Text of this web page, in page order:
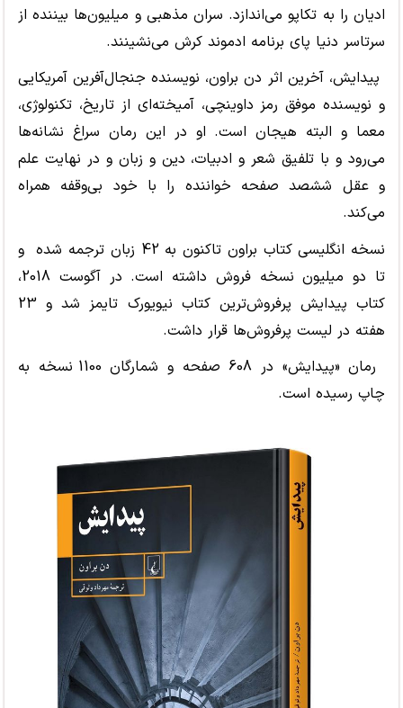
ادیان را به تکاپو میاندازد. سران مذهبی و میلیونها بیننده از
سرتاسر دنیا پای برنامه ادموند کرش مینشینند.
پیدایش، آخرین اثر دن براون، نویسنده جنجالآفرین آمریکایی
و نویسنده موفق رمز داوینچی، آمیختهای از تاریخ، تکنولوژی،
معما و البته هیجان است. او در این رمان سراغ نشانهها
میرود و با تلفیق شعر و ادبیات، دین و زبان و در نهایت علم
و عقل ششصد صفحه خواننده را با خود بیوقفه همراه
میکند.
نسخه انگلیسی کتاب براون تاکنون به 42 زبان ترجمه شده و
تا دو میلیون نسخه فروش داشته است. در آگوست 2018،
کتاب پیدایش پرفروش
ترین کتاب نیویورک تایمز شد و 23
هفته در لیست پرفروشها قرار داشت.
رمان «پیدایش» در 608 صفحه و شمارگان 1100 نسخه به
چاپ رسیده است.